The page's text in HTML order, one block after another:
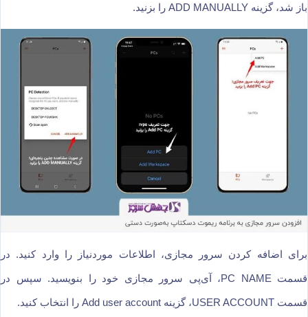
باز شد، گزینه ADD MANUALLY را بزنید.
برای اضافه کردن سرور مجازی، اطلاعات موردنیاز را وارد کنید. در
قسمت PC NAME، آی‌پی سرور مجازی خود را بنویسید. سپس در
قسمت USER ACCOUNT، گزینه Add user account را انتخاب کنید.